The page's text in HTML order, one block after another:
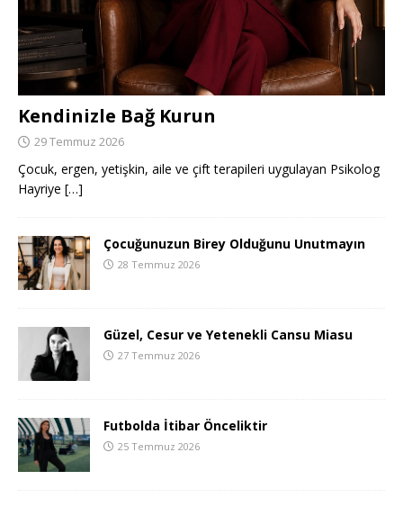
Kendinizle Bağ Kurun
29 Temmuz 2026
Çocuk, ergen, yetişkin, aile ve çift terapileri uygulayan Psikolog
Hayriye […]
Çocuğunuzun Birey Olduğunu Unutmayın
28 Temmuz 2026
Güzel, Cesur ve Yetenekli Cansu Miasu
27 Temmuz 2026
Futbolda İtibar Önceliktir
25 Temmuz 2026